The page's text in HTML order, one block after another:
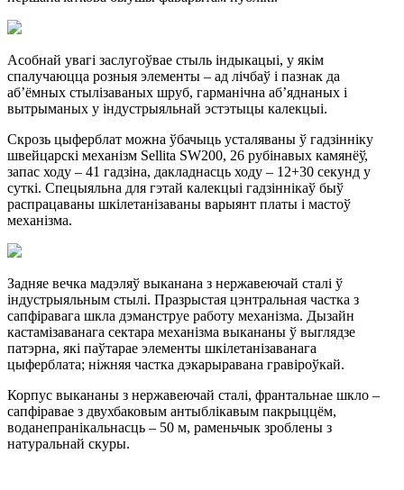
Асобнай увагі заслугоўвае стыль індыкацыі, у якім
спалучаюцца розныя элементы – ад лічбаў і пазнак да
аб’ёмных стылізаваных шруб, гарманічна аб’яднаных і
вытрыманых у індустрыяльнай эстэтыцы калекцыі.
Скрозь цыферблат можна ўбачыць усталяваны ў гадзінніку
швейцарскі механізм Sellita SW200, 26 рубінавых камянёў,
запас ходу – 41 гадзіна, дакладнасць ходу – 12+30 секунд у
суткі. Спецыяльна для гэтай калекцыі гадзіннікаў быў
распрацаваны шкілетанізаваны варыянт платы і мастоў
механізма.
Задняе вечка мадэляў выканана з нержавеючай сталі ў
індустрыяльным стылі. Празрыстая цэнтральная частка з
сапфіравага шкла дэманструе работу механізма. Дызайн
кастамізаванага сектара механізма выкананы ў выглядзе
патэрна, які паўтарае элементы шкілетанізаванага
цыферблата; ніжняя частка дэкарыравана гравіроўкай.
Корпус выкананы з нержавеючай сталі, франтальнае шкло –
сапфіравае з двухбаковым антыблікавым пакрыццём,
воданепранікальнасць – 50 м, раменьчык зроблены з
натуральнай скуры.